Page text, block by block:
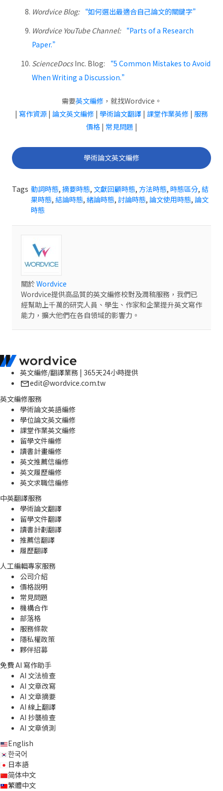
Wordvice Blog: “如何選出最適合自己論文的關鍵字”
Wordvice YouTube Channel: “Parts ofa Research
Paper.”
ScienceDocsInc. Blog:
“5 Common Mistakes to Avoid
When Writing a Discussion.”
需要英文編修，就找Wordvice。
| 寫作資源 | 論文英文編修 | 學術論文翻譯 | 課堂作業英修 | 服務
價格| 常見問題 |
學術論文英文編修
Tags 動詞時態, 摘要時態, 文獻回顧時態, 方法時態, 時態區分, 結
果時態, 結論時態, 緒論時態, 討論時態, 論文使用時態, 論文
時態
關於Wordvice
Wordvice提供高品質的英文編修校對及潤稿服務，我們已
經幫助上千萬的研究人員、學生、作家和企業提升英文寫作
能力，擴大他們在各自領域的影響力。
英文編修/翻譯業務 | 365天24小時提供
edit@wordvice.com.tw
英文編修服務
學術論文英語編修
學位論文英文編修
課堂作業英文編修
留學文件編修
讀書計畫編修
英文推薦信編修
英文履歷編修
英文求職信編修
中英翻譯服務
學術論文翻譯
留學文件翻譯
讀書計劃翻譯
推薦信翻譯
履歷翻譯
人工編輯專家服務
公司介紹
價格說明
常見問題
機構合作
部落格
服務條款
隱私權政策
夥伴招募
免費 AI 寫作助手
AI 文法檢查
AI 文章改寫
AI 文章摘要
AI 線上翻譯
AI 抄襲檢查
AI 文章偵測
English
한국어
日本語
简体中文
繁體中文